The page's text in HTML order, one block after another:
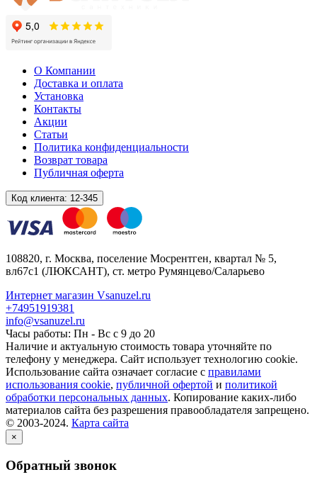
О Компании
Доставка и оплата
Установка
Контакты
Акции
Статьи
Политика конфиденциальности
Возврат товара
Публичная оферта
Код клиента: 12-345
108820, г. Москва, поселение Мосрентген, квартал № 5,
вл67с1 (ЛЮКСАНТ), ст. метро Румянцево/Саларьево
Интернет магазин Vsanuzel.ru
+74951919381
info@vsanuzel.ru
Часы работы: Пн - Вс с 9 до 20
Наличие и актуальную стоимость товара уточняйте по
телефону у менеджера. Сайт использует технологию cookie.
Использование сайта означает согласие с правилами
использования cookie, публичной офертой и политикой
обработки персональных данных. Копирование каких-либо
материалов сайта без разрешения правообладателя запрещено.
© 2003-2024. Карта сайта
×
Обратный звонок